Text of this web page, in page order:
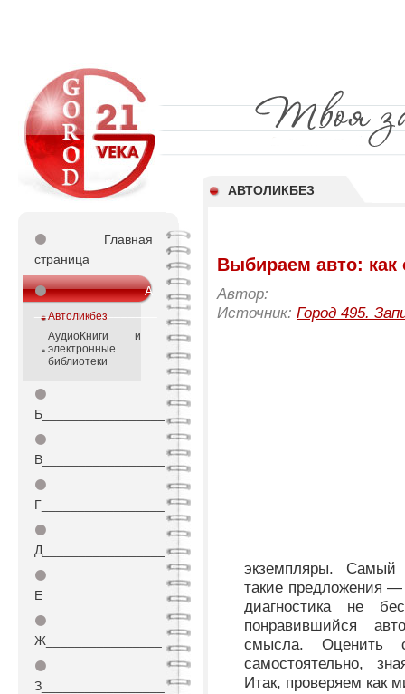
АВТОЛИКБЕЗ
⚫
Главная
страница
⚫А
_________________
Автоликбез
АудиоКниги и
электронные
библиотеки
⚫
Б_________________
⚫
В_________________
⚫
Г_________________
⚫
Д_________________
⚫
Е_________________
⚫
Ж________________
⚫
З_________________
Выбираем авто: как
Автор:
Источник:Город 495.
экземпляры. Самый
такие предложения
диагностика не
понравившийся
смысла. Оценить
самостоятельно,
Итак, проверяем как